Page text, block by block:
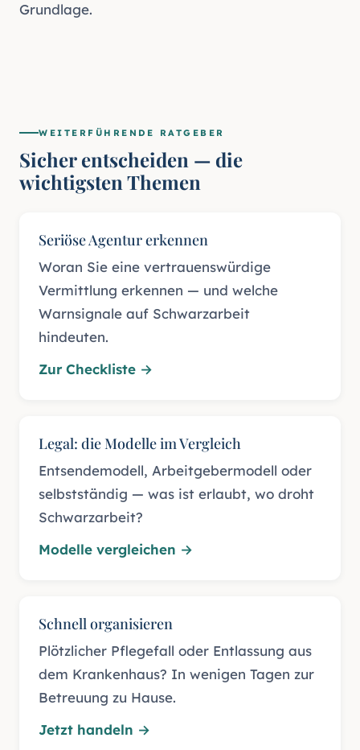
Grundlage.
WEITERFÜHRENDE RATGEBER
Sicher entscheiden — die
wichtigsten Themen
Seriöse Agentur erkennen
Woran Sie eine vertrauenswürdige
Vermittlung erkennen — und welche
Warnsignale auf Schwarzarbeit
hindeuten.
Zur Checkliste →
Legal: die Modelle im Vergleich
Entsendemodell, Arbeitgebermodell oder
selbstständig — was ist erlaubt, wo droht
Schwarzarbeit?
Modelle vergleichen →
Schnell organisieren
Plötzlicher Pflegefall oder Entlassung aus
dem Krankenhaus? In wenigen Tagen zur
Betreuung zu Hause.
Jetzt handeln →